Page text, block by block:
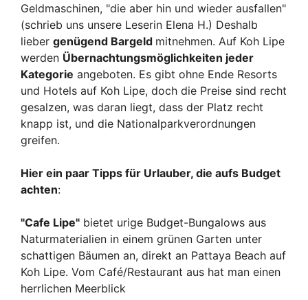
Geldmaschinen, "die aber hin und wieder ausfallen"
(schrieb uns unsere Leserin Elena H.) Deshalb
lieber genügend Bargeld mitnehmen. Auf Koh Lipe
werden Übernachtungsmöglichkeiten jeder
Kategorie angeboten. Es gibt ohne Ende Resorts
und Hotels auf Koh Lipe, doch die Preise sind recht
gesalzen, was daran liegt, dass der Platz recht
knapp ist, und die Nationalparkverordnungen
greifen.
Hier ein paar Tipps für Urlauber, die aufs Budget
achten:
"Cafe Lipe" bietet urige Budget-Bungalows aus
Naturmaterialien in einem grünen Garten unter
schattigen Bäumen an, direkt an Pattaya Beach auf
Koh Lipe. Vom Café/Restaurant aus hat man einen
herrlichen Meerblick